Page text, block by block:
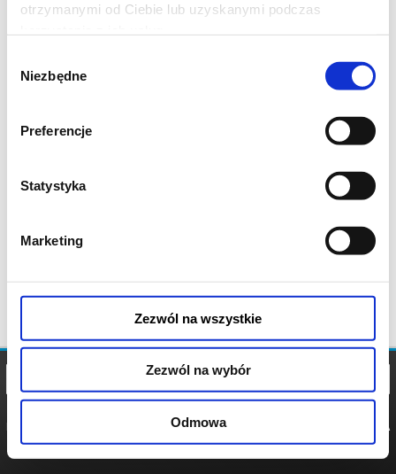
otrzymanymi od Ciebie lub uzyskanymi podczas
zgody
Niezbędne
Preferencje
Statystyka
Marketing
Zezwól na wszystkie
Zezwól na wybór
Odmowa
POLITYKA
POLITYKA